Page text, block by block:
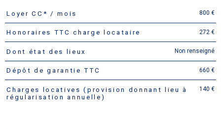
Caractéristiques Valeurs
Loyer CC* / mois 800 €
Honoraires TTC charge locataire 272 €
Dont état des lieux Non renseigné
Dépôt de garantie TTC 660 €
Charges locatives (provision donnant lieu à
régularisation annuelle)
140 €